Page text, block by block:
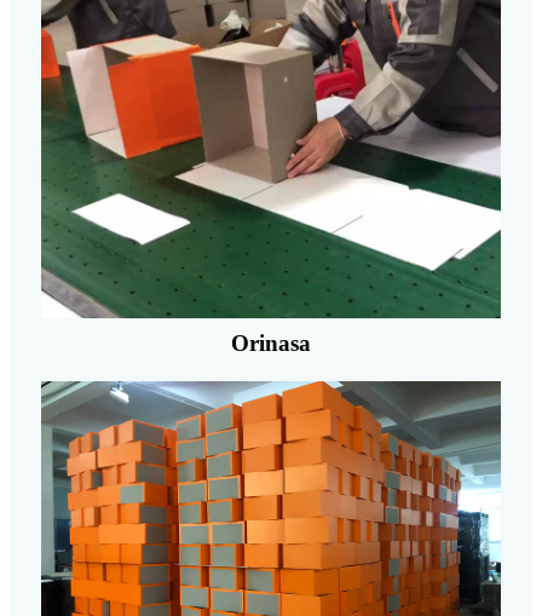
Orinasa